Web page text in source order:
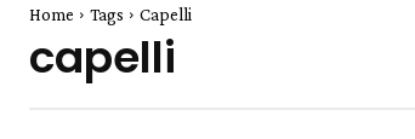
Home Tags Capelli
capelli